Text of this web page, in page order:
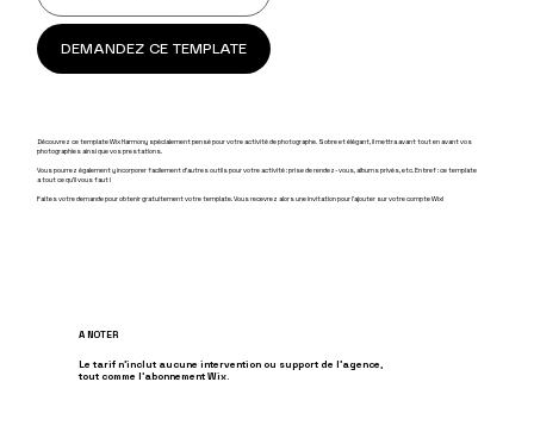
DEMANDEZ CE TEMPLATE
Découvrez ce template Wix Harmony spécialement pensé pour votre activité de photographe. Sobre et élégant, il mettra avant tout en avant vos
photographies ainsi que vos prestations.
Vous pourrez également y incorporer facilement d'autres outils pour votre activité : prise de rendez-vous, albums privés, etc. En bref : ce template
a tout ce qu'il vous faut !
Faites votre demande pour obtenir gratuitement votre template. Vous recevrez alors une invitation pour l'ajouter sur votre compte Wix!
A NOTER
Le tarif n'inclut aucune intervention ou support de l'agence,
tout comme l'abonnement Wix.